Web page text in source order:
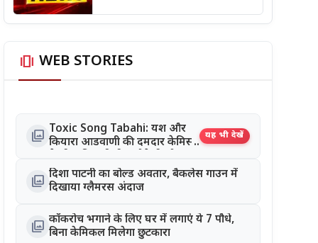
amp_stories WEB STORIES
photo_library Toxic Song Tabahi: यश और
कियारा आडवाणी की दमदार केमिस्ट्री
मीडिया पर छाया गाना
यह भी देखें
photo_library दिशा पाटनी का बोल्ड अवतार, बैकलेस गाउन में
दिखाया ग्लैमरस अंदाज
photo_library कॉकरोच भगाने के लिए घर में लगाएं ये 7 पौधे,
बिना केमिकल मिलेगा छुटकारा